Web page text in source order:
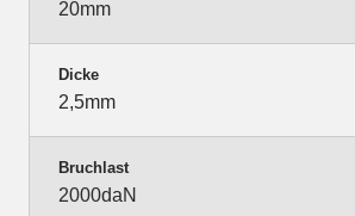
20mm
Dicke
2,5mm
Bruchlast
2000daN